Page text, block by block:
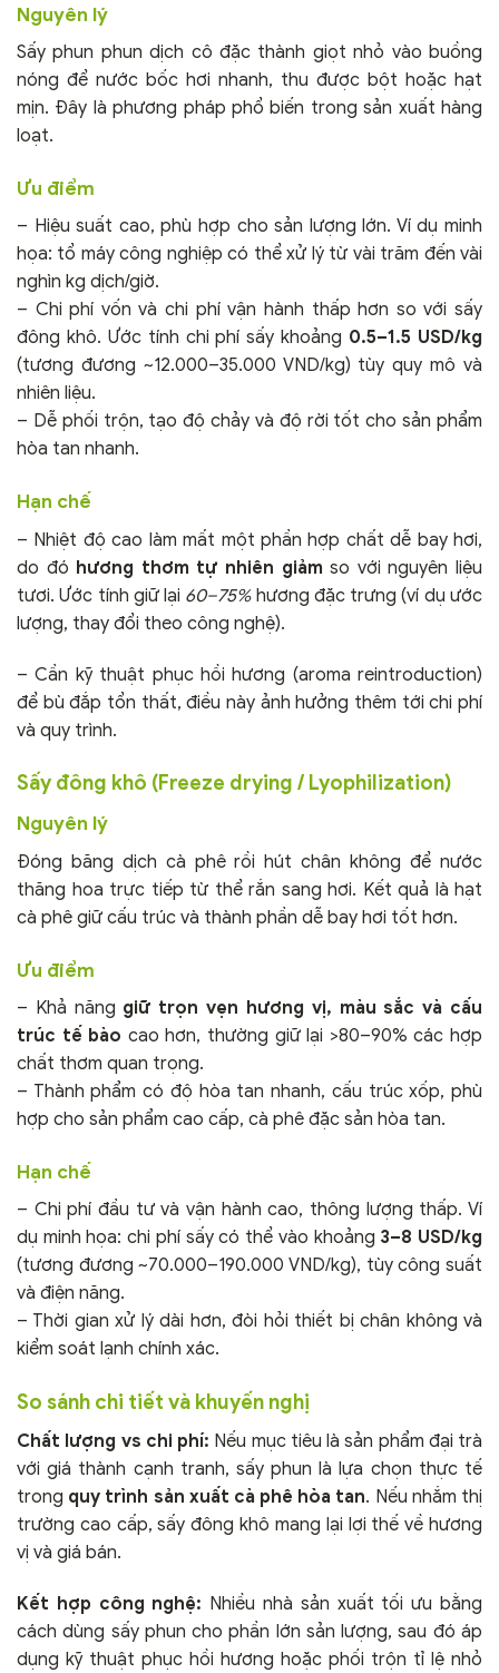
Nguyên lý
Sấy phun phun dịch cô đặc thành giọt nhỏ vào buồng
nóng để nước bốc hơi nhanh, thu được bột hoặc hạt
mịn. Đây là phương pháp phổ biến trong sản xuất hàng
loạt.
Ưu điểm
– Hiệu suất cao, phù hợp cho sản lượng lớn. Ví dụ minh
họa: tổ máy công nghiệp có thể xử lý từ vài trăm đến vài
nghìn kg dịch/giờ.
– Chi phí vốn và chi phí vận hành thấp hơn so với sấy
đông khô. Ước tính chi phí sấy khoảng 0.5–1.5 USD/kg
(tương đương ~12.000–35.000 VND/kg) tùy quy mô và
nhiên liệu.
– Dễ phối trộn, tạo độ chảy và độ rời tốt cho sản phẩm
hòa tan nhanh.
Hạn chế
– Nhiệt độ cao làm mất một phần hợp chất dễ bay hơi,
do đó hương thơm tự nhiên giảm so với nguyên liệu
tươi. Ước tính giữ lại 60–75%hương đặc trưng (ví dụ ước
lượng, thay đổi theo công nghệ).
– Cần kỹ thuật phục hồi hương (aroma reintroduction)
để bù đắp tổn thất, điều này ảnh hưởng thêm tới chi phí
và quy trình.
Sấy đông khô (Freeze drying / Lyophilization)
Nguyên lý
Đóng băng dịch cà phê rồi hút chân không để nước
thăng hoa trực tiếp từ thể rắn sang hơi. Kết quả là hạt
cà phê giữ cấu trúc và thành phần dễ bay hơi tốt hơn.
Ưu điểm
– Khả năng giữ trọn vẹn hương vị, màu sắc và cấu
trúc tế bào cao hơn, thường giữ lại >80–90% các hợp
chất thơm quan trọng.
– Thành phẩm có độ hòa tan nhanh, cấu trúc xốp, phù
hợp cho sản phẩm cao cấp, cà phê đặc sản hòa tan.
Hạn chế
– Chi phí đầu tư và vận hành cao, thông lượng thấp. Ví
dụ minh họa: chi phí sấy có thể vào khoảng 3–8 USD/kg
(tương đương ~70.000–190.000 VND/kg), tùy công suất
và điện năng.
– Thời gian xử lý dài hơn, đòi hỏi thiết bị chân không và
kiểm soát lạnh chính xác.
So sánh chi tiết và khuyến nghị
Chất lượng vs chi phí: Nếu mục tiêu là sản phẩm đại trà
với giá thành cạnh tranh, sấy phun là lựa chọn thực tế
trong quy trình sản xuất cà phê hòa tan. Nếu nhắm thị
trường cao cấp, sấy đông khô mang lại lợi thế về hương
vị và giá bán.
Kết hợp công nghệ: Nhiều nhà sản xuất tối ưu bằng
cách dùng sấy phun cho phần lớn sản lượng, sau đó áp
dụng kỹ thuật phục hồi hương hoặc phối trộn tỉ lệ nhỏ